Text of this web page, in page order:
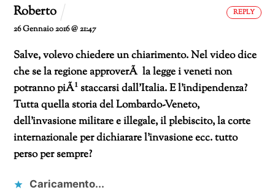
Roberto
26 Gennaio 2016 @ 21:47
Salve, volevo chiedere un chiarimento. Nel video dice
che se la regione approverÃ la legge i veneti non
potranno piÃ¹ staccarsi dall’Italia. E l’indipendenza?
Tutta quella storia del Lombardo-Veneto,
dell’invasione militare e illegale, il plebiscito, la corte
internazionale per dichiarare l’invasione ecc. tutto
perso per sempre?
Caricamento...
REPLY